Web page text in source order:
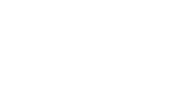
die unser schönes Rotes Meer zu bieten hat.
Minisafaris halten sie euch stets auf dem Laufenden.
stehen auf dem Programm. Ob im Norden oder Süden,
könnt ihr mit uns zusammen auf die Reise gehen und